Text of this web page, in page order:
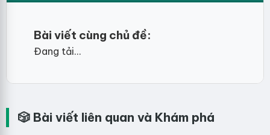
Bài viết cùng chủ đề:
Đang tải...
🎲 Bài viết liên quan và Khám phá